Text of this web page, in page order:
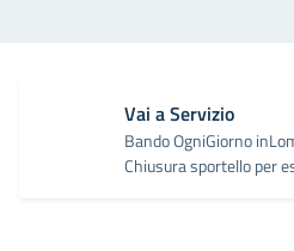
Vai a Servizio
Bando OgniGiorno
Chiusura sportello per